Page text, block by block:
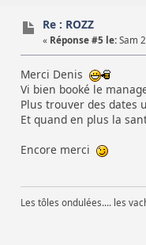
Re : ROZZ
« Réponse #5 le: Sam
Merci Denis
Vi bien booké le
Plus trouver des dates
Et quand en plus la
Encore merci
Les tôles ondulées.... les